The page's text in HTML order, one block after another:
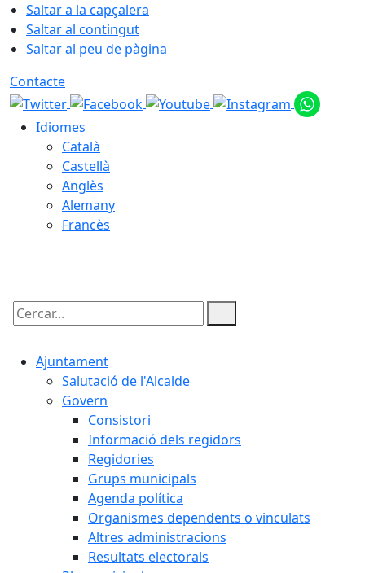
Saltar a la capçalera
Saltar al contingut
Saltar al peu de pàgina
Contacte
Idiomes
Català
Castellà
Anglès
Alemany
Francès
Cercar:
Ajuntament
Salutació de l'Alcalde
Govern
Consistori
Informació dels regidors
Regidories
Grups municipals
Agenda política
Organismes dependents o vinculats
Altres administracions
Resultats electorals